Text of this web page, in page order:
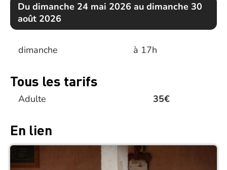
Du dimanche 24 mai 2026 au dimanche 30
août 2026
dimanche à 17h
Tous les tarifs
Adulte 35€
En lien